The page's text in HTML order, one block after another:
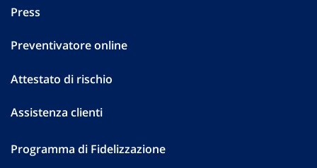
Press
Preventivatore online
Attestato di rischio
Assistenza clienti
Programma di Fidelizzazione